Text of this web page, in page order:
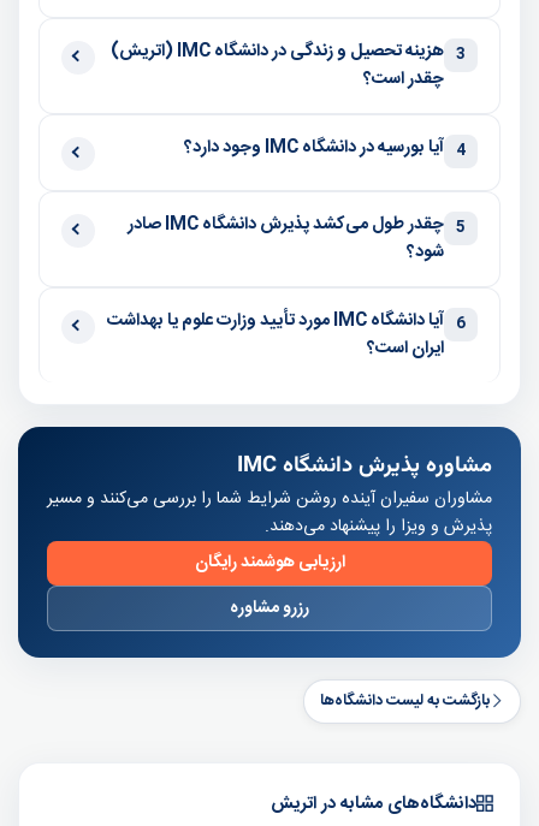
3
هزینه تحصیل و زندگی در دانشگاه IMC (اتریش)
چقدر است؟
4 آیا بورسیه در دانشگاه IMC وجود دارد؟
5
چقدر طول می‌کشد پذیرش دانشگاه IMC صادر
شود؟
6
آیا دانشگاه IMC مورد تأیید وزارت علوم یا بهداشت
ایران است؟
مشاوره پذیرش دانشگاه IMC
مشاوران سفیران آینده روشن شرایط شما را بررسی می‌کنند و مسیر
پذیرش و ویزا را پیشنهاد می‌دهند.
ارزیابی هوشمند رایگان
رزرو مشاوره
بازگشت به لیست دانشگاه‌ها
دانشگاه‌های مشابه در اتریش